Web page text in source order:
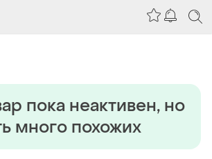
пока неактивен, но
много похожих